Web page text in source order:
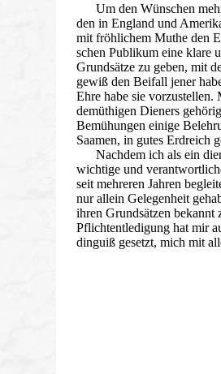
Um den Wünschen
den in England und
mit fröhlichem Muthe den
schen Publikum eine klare
Grundsätze zu geben, mit
gewiß den Beifall jener
Ehre habe sie vorzustellen.
demüthigen Dieners
Bemühungen einige
Saamen, in gutes Erdreich
Nachdem ich als ein
wichtige und
seit mehreren Jahren
nur allein Gelegenheit
ihren Grundsätzen bekannt
Pflichtentledigung hat mir
dinguiß gesetzt, mich mit